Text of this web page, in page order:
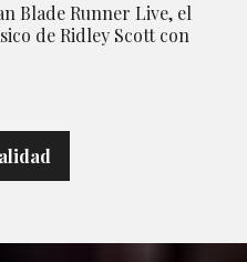
Blade Runner Live, el
de Ridley Scott con